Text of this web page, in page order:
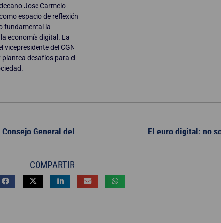
José Carmelo
espacio de reflexión
fundamental la
economía digital. La
vicepresidente del CGN
plantea desafíos para el
General del
El euro digital: no
COMPARTIR